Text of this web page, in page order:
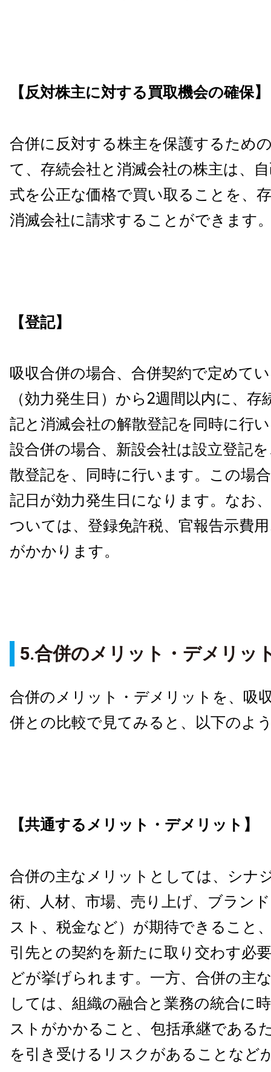
【反対株主に対する買取機会の確保】
合併に反対する株主を保護するため
て、存続会社と消滅会社の株主は、
式を公正な価格で買い取ることを、
消滅会社に請求することができます
【登記】
吸収合併の場合、合併契約で定めて
（効力発生日）から2週間以内に、存
記と消滅会社の解散登記を同時に行
設合併の場合、新設会社は設立登記
散登記を、同時に行います。この場
記日が効力発生日になります。なお
ついては、登録免許税、官報告示費
がかかります。
5.合併のメリット・デメリッ
合併のメリット・デメリットを、吸
併との比較で見てみると、以下のよ
【共通するメリット・デメリット】
合併の主なメリットとしては、シナ
術、人材、市場、売り上げ、ブラン
スト、税金など）が期待できること
引先との契約を新たに取り交わす必
どが挙げられます。一方、合併の主
しては、組織の融合と業務の統合に
ストがかかること、包括承継である
を引き受けるリスクがあることなど